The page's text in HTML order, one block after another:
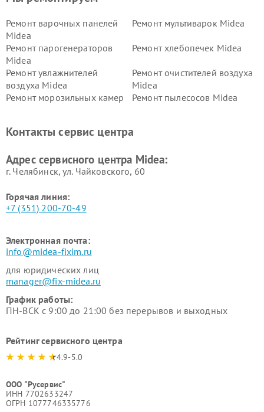
Ремонт варочных панелей
Midea
Ремонт мультиварок Midea
Ремонт парогенераторов
Midea
Ремонт хлебопечек Midea
Ремонт увлажнителей
воздуха Midea
Ремонт очистителей воздуха
Midea
Ремонт морозильных камер
Ремонт пылесосов Midea
пылесосов Midea
Midea
Контакты сервис центра
Адрес сервисного центра Midea:
г. Челябинск, ул. Чайковского, 60
Горячая линия:
+7 (351) 200-70-49
Электронная почта:
info@midea-fixim.ru
для юридических лиц
manager@fix-midea.ru
График работы:
ПН-ВСК с 9:00 до 21:00 без перерывов и выходных
Рейтинг сервисного центра
4.9-5.0
ООО "Русервис"
ИНН 7702633247
ОГРН 1077746335776